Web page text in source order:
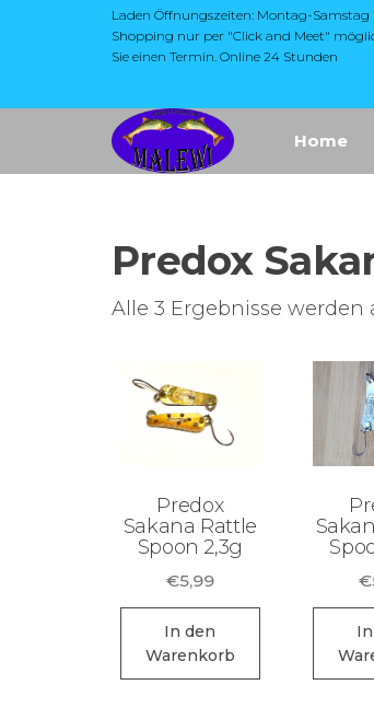
Laden Öffnungszeiten: Montag-Samstag
Shopping nur per "Click and Meet"
Sie einen Termin. Online 24 Stunden
MALEWI
"Malewi Shop"
hochwertige
Produkte aus
Antem Dohna,
Pro Softbaits.
Sortiment
Schnüre sowie
Home
Predox
Alle 3 Ergebnisse werden
Predox
Sakana Rattle
Spoon 2,3g
€5,99
In den
Warenkorb
€